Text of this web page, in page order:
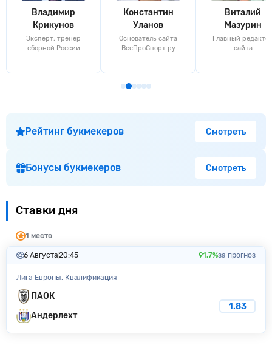
Владимир
Крикунов
Эксперт, тренер
сборной России
Константин
Уланов
Основатель сайта
ВсеПроСпорт.ру
Виталий
Мазурин
Главный
сайта
Рейтинг букмекеров Смотреть
Бонусы букмекеров Смотреть
Ставки дня
1 место
6 Августа20:45 91.7%за прогноз
Лига Европы. Квалификация
ПАОК
Андерлехт
1.83